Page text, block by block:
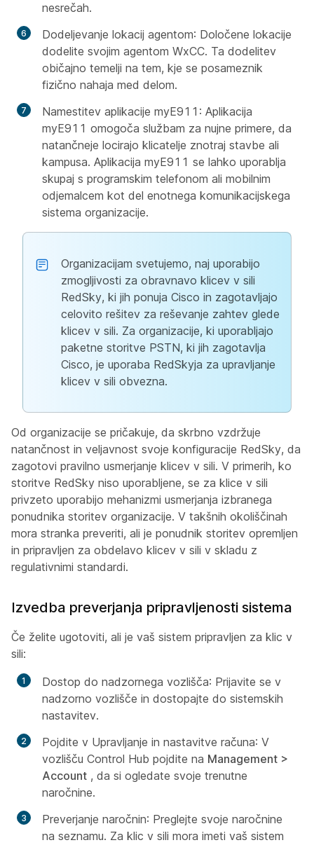
nesrečah.
Dodeljevanje lokacij agentom: Določene lokacije
dodelite svojim agentom WxCC. Ta dodelitev
običajno temelji na tem, kje se posameznik
fizično nahaja med delom.
Namestitev aplikacije myE911 : Aplikacija
myE911 omogoča službam za nujne primere, da
natančneje locirajo klicatelje znotraj stavbe ali
kampusa. Aplikacija myE911 se lahko uporablja
skupaj s programskim telefonom ali mobilnim
odjemalcem kot del enotnega komunikacijskega
sistema organizacije.
Organizacijam svetujemo, naj uporabijo
zmogljivosti za obravnavo klicev v sili
RedSky, ki jih ponuja Cisco in zagotavljajo
celovito rešitev za reševanje zahtev glede
klicev v sili. Za organizacije, ki uporabljajo
paketne storitve PSTN, ki jih zagotavlja
Cisco, je uporaba RedSkyja za upravljanje
klicev v sili obvezna.
Od organizacije se pričakuje, da skrbno vzdržuje
natančnost in veljavnost svoje konfiguracije RedSky, da
zagotovi pravilno usmerjanje klicev v sili. V primerih, ko
storitve RedSky niso uporabljene, se za klice v sili
privzeto uporabijo mehanizmi usmerjanja izbranega
ponudnika storitev organizacije. V takšnih okoliščinah
mora stranka preveriti, ali je ponudnik storitev opremljen
in pripravljen za obdelavo klicev v sili v skladu z
regulativnimi standardi.
Izvedba preverjanja pripravljenosti sistema
Če želite ugotoviti, ali je vaš sistem pripravljen za klic v
sili:
Dostop do nadzornega vozlišča: Prijavite se v
nadzorno vozlišče in dostopajte do sistemskih
nastavitev.
Pojdite v Upravljanje in nastavitve računa: V
vozlišču Control Hub pojdite na Management >
Account , da si ogledate svoje trenutne
naročnine.
Preverjanje naročnin: Preglejte svoje naročnine
na seznamu. Za klic v sili mora imeti vaš sistem